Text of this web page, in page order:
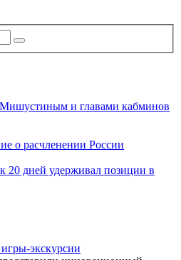
и главами кабминов
о расчленении России
20 дней удерживал позиции в
экскурсии